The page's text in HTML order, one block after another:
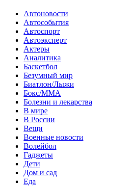
Автоновости
Автособытия
Автоспорт
Автоэксперт
Актеры
Аналитика
Баскетбол
Безумный мир
Биатлон/Лыжи
Бокс/MMA
Болезни и лекарства
В мире
В России
Вещи
Военные новости
Волейбол
Гаджеты
Дети
Дом и сад
Еда